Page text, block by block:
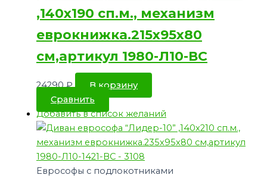
,140х190 сп.м., механизм
еврокнижка.215х95х80
см,артикул 1980-Л10-ВС
24290₽
В корзину
Сравнить
Добавить в список желаний
Еврософы с подлокотниками